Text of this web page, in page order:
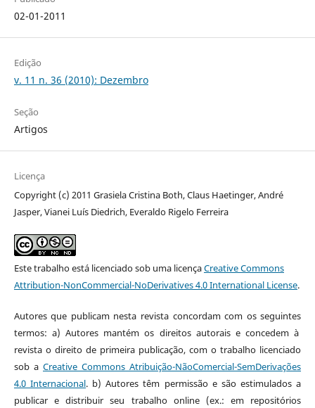
02-01-2011
Edição
v. 11 n. 36 (2010): Dezembro
Seção
Artigos
Licença
Copyright (c) 2011 Grasiela Cristina Both, Claus Haetinger, André
Jasper, Vianei Luís Diedrich, Everaldo Rigelo Ferreira
Este trabalho está licenciado sob uma licençaCreative Commons
Attribution-NonCommercial-NoDerivatives 4.0 International License.
Autores que publicam nesta revista concordam com os seguintes
termos: a) Autores mantém os direitos autorais e concedem à
revista o direito de primeira publicação, com o trabalho licenciado
sob a Creative Commons Atribuição-NãoComercial-SemDerivações
4.0 Internacional. b) Autores têm permissão e são estimulados a
publicar e distribuir seu trabalho online (ex.: em repositórios